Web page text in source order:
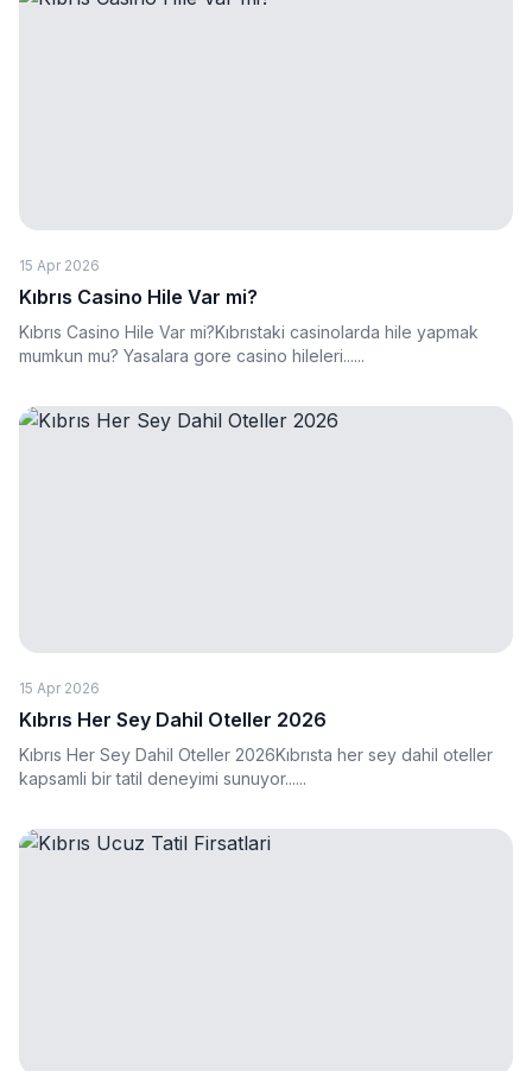
15 Apr 2026
Kıbrıs Casino Hile Var mi?
Kıbrıs Casino Hile Var mi?Kıbrıstaki casinolarda hile yapmak
mumkun mu? Yasalara gore casino hileleri......
15 Apr 2026
Kıbrıs Her Sey Dahil Oteller 2026
Kıbrıs Her Sey Dahil Oteller 2026Kıbrısta her sey dahil oteller
kapsamli bir tatil deneyimi sunuyor......